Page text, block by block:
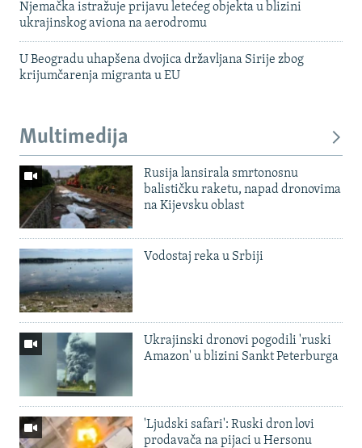
Njemačka istražuje prijavu letećeg objekta u blizini
ukrajinskog aviona na aerodromu
U Beogradu uhapšena dvojica državljana Sirije zbog
krijumčarenja migranta u EU
Multimedija
Rusija lansirala smrtonosnu
balističku raketu, napad dronovima
na Kijevsku oblast
Vodostaj reka u Srbiji
Ukrajinski dronovi pogodili 'ruski
Amazon' u blizini Sankt Peterburga
'Ljudski safari': Ruski dron lovi
prodavača na pijaci u Hersonu